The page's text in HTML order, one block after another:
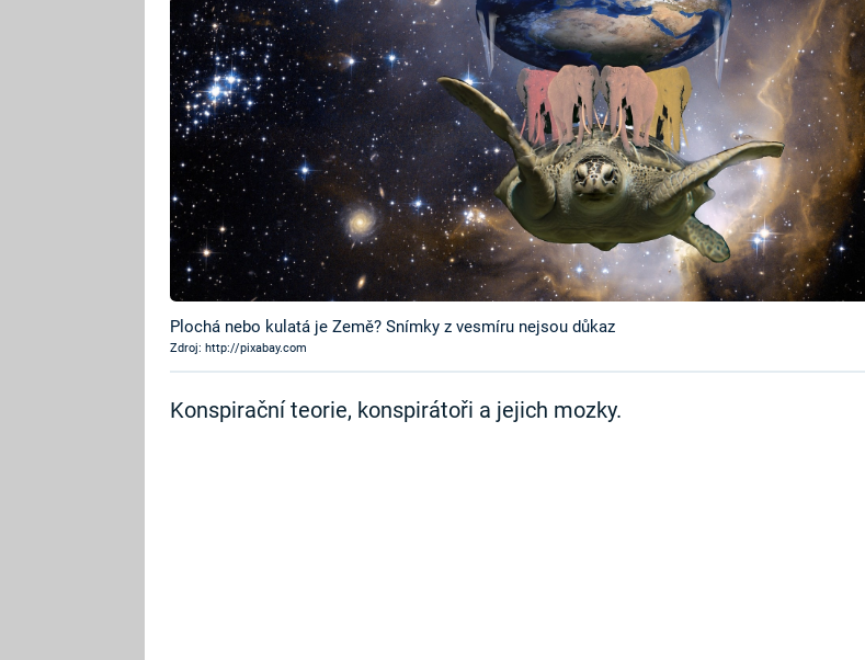
Plochá nebo kulatá je Země? Snímky z vesmíru nejsou důkaz
Zdroj: http://pixabay.com
Konspirační teorie, konspirátoři a jejich mozky.